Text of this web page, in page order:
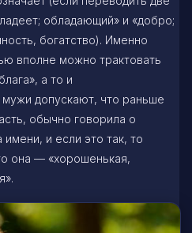
обладающий» и «добро;
богатство). Именно
вполне можно трактовать
а то и
допускают, что раньше
обычно говорила о
и если это так, то
она — «хорошенькая,